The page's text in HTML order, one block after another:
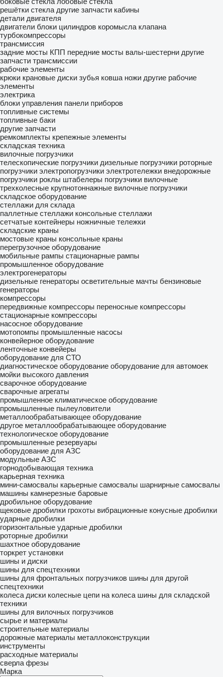
решётки стекла другие запчасти кабины
детали двигателя
двигатели блоки цилиндров коромысла клапана
турбокомпрессоры
трансмиссия
задние мосты КПП передние мосты валы-шестерни другие
запчасти трансмиссии
рабочие элементы
крюки крановые диски зубья ковша ножи другие рабочие
элементы
электрика
блоки управления панели приборов
топливные системы
топливные баки
другие запчасти
ремкомплекты крепежные элементы
складская техника
вилочные погрузчики
телескопические погрузчики дизельные погрузчики роторные
погрузчики электропогрузчики электротележки внедорожные
погрузчики роклы штабелеры погрузчики вилочные
трехколесные крупнотоннажные вилочные погрузчики
складское оборудование
стеллажи для склада
паллетные стеллажи консольные стеллажи
сетчатые контейнеры ножничные тележки
складские краны
мостовые краны консольные краны
перегрузочное оборудование
мобильные рампы стационарные рампы
промышленное оборудование
электрогенераторы
дизельные генераторы осветительные мачты бензиновые
генераторы
компрессоры
передвижные компрессоры переносные компрессоры
стационарные компрессоры
насосное оборудование
мотопомпы промышленные насосы
конвейерное оборудование
ленточные конвейеры
оборудование для СТО
диагностическое оборудование оборудование для автомоек
мойки высокого давления
сварочное оборудование
сварочные агрегаты
промышленное климатическое оборудование
промышленные пылеуловители
металлообрабатывающее оборудование
другое металлообрабатывающее оборудование
технологическое оборудование
промышленные резервуары
оборудование для АЗС
модульные АЗС
горнодобывающая техника
карьерная техника
мини-самосвалы карьерные самосвалы шарнирные самосвалы
машины камнерезные баровые
дробильное оборудование
щековые дробилки грохоты вибрационные конусные дробилки
ударные дробилки
горизонтальные ударные дробилки
роторные дробилки
шахтное оборудование
торкрет установки
шины и диски
шины для спецтехники
шины для фронтальных погрузчиков шины для другой
спецтехники
колеса диски колесные цепи на колеса шины для складской
техники
шины для вилочных погрузчиков
сырье и материалы
строительные материалы
дорожные материалы металлоконструкции
инструменты
расходные материалы
сверла фрезы
Марка